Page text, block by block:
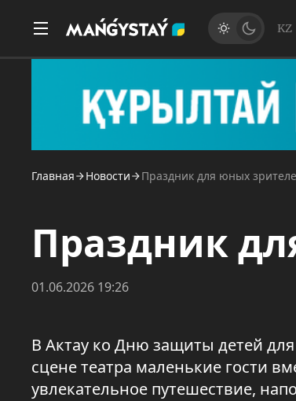
KZ
Главная Новости Праздник для юных
Праздник
01.06.2026 19:26
В Актау ко Дню защиты детей
сцене театра маленькие гости
увлекательное путешествие,